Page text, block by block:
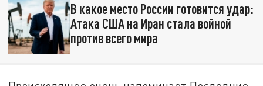
В какое место России готовится удар:
Атака США на Иран стала войной
против всего мира